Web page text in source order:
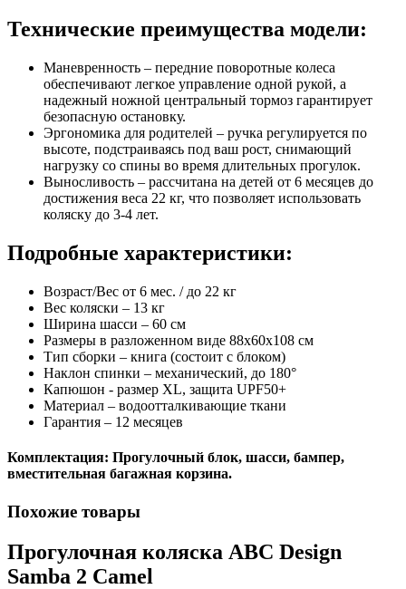
Технические преимущества модели:
Маневренность – передние поворотные колеса
обеспечивают легкое управление одной рукой, а
надежный ножной центральный тормоз гарантирует
безопасную остановку.
Эргономика для родителей – ручка регулируется по
высоте, подстраиваясь под ваш рост, снимающий
нагрузку со спины во время длительных прогулок.
Выносливость – рассчитана на детей от 6 месяцев до
достижения веса 22 кг, что позволяет использовать
коляску до 3-4 лет.
Подробные характеристики:
Возраст/Вес от 6 мес. / до 22 кг
Вес коляски – 13 кг
Ширина шасси – 60 см
Размеры в разложенном виде 88x60x108 см
Тип сборки – книга (состоит с блоком)
Наклон спинки – механический, до 180°
Капюшон - размер XL, защита UPF50+
Материал – водоотталкивающие ткани
Гарантия – 12 месяцев
Комплектация: Прогулочный блок, шасси, бампер,
вместительная багажная корзина.
Похожие товары
Прогулочная коляска ABC Design
Samba 2 Camel